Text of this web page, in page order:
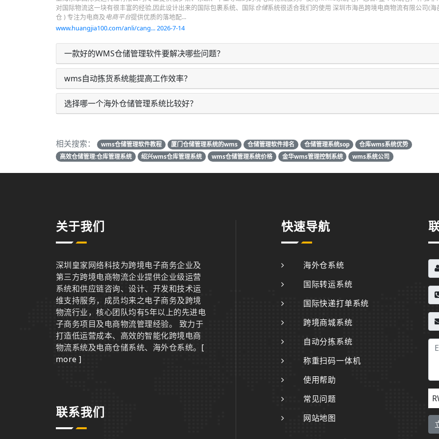
对国际物流这一块有很丰富的经验,因此设计出来的国际包裹系统、国际仓储系统很适合我们的使用 深圳市海邑跨境电商物流有限公司(海
仓 ) 专注为电商及电商平台提供优质的落地配...
www.huangjia100.com/anli/cang... 2026-7-14
一款好的WMS仓储管理软件要解决哪些问题？
wms自动拣货系统能提高工作效率？
选择哪一个海外仓储管理系统比较好？
相关搜索： wms仓储管理软件教程 厦门仓储管理系统的wms 仓储管理软件排名 仓储管理系统sop
仓库wms系统优势
高效仓储管理:仓库管理系统
绍兴wms仓库管理系统 wms仓储管理系统价格 金华wms管理控制系统 wms系统公司
关于我们
深圳皇家网络科技为跨境电子商务企业及
第三方跨境电商物流企业提供企业级运营
系统和供应链咨询、设计、开发和技术运
维支持服务，成员均来之电子商务及跨境
物流行业，核心团队均有5年以上的先进电
子商务项目及电商物流管理经验。 致力于
打造低运营成本、高效的智能化跨境电商
物流系统及电商仓储系统、海外仓系统。 [
more ]
联系我们
快速导航
海外仓系统
国际转运系统
国际快递打单系统
跨境商城系统
自动分拣系统
称重扫码一体机
使用帮助
常见问题
网站地图